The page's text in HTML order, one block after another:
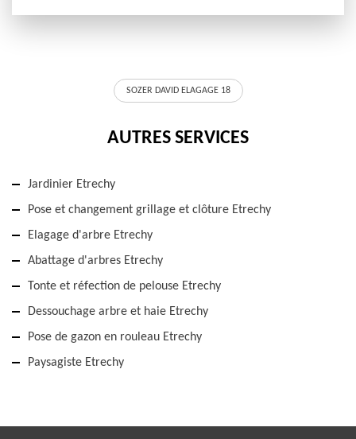
SOZER DAVID ELAGAGE 18
AUTRES SERVICES
Jardinier Etrechy
Pose et changement grillage et clôture Etrechy
Elagage d'arbre Etrechy
Abattage d'arbres Etrechy
Tonte et réfection de pelouse Etrechy
Dessouchage arbre et haie Etrechy
Pose de gazon en rouleau Etrechy
Paysagiste Etrechy